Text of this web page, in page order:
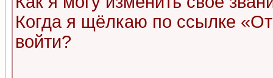
Когда я щёлкаю по ссылке
войти?